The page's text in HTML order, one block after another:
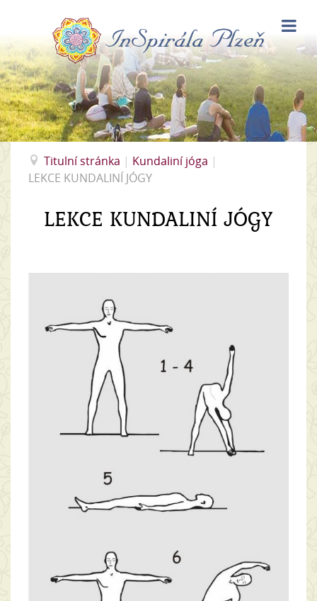
Titulní stránka | Kundaliní jóga |
LEKCE KUNDALINÍ JÓGY
LEKCE KUNDALINÍ JÓGY